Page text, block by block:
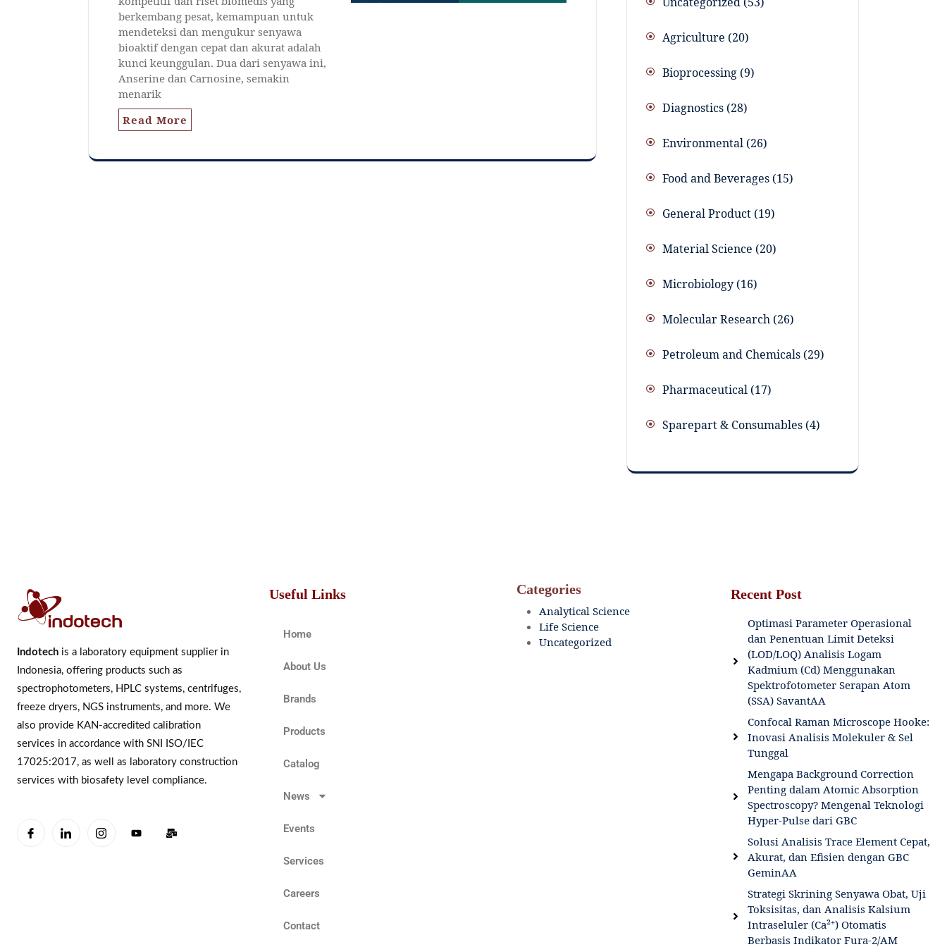
berkembang pesat, kemampuan untuk
mendeteksi dan mengukur senyawa
bioaktif dengan cepat dan akurat adalah
kunci keunggulan. Dua dari senyawa ini,
Anserine dan Carnosine, semakin
menarik
Read More
Agriculture 20
Bioprocessing 9
Diagnostics 28
Environmental 26
Food and Beverages 15
General Product 19
Material Science 20
Microbiology 16
Molecular Research 26
Petroleum and Chemicals 29
Pharmaceutical 17
Sparepart & Consumables 4
Indotechis a laboratory equipment supplier in
Indonesia, offering products such as
spectrophotometers, HPLC systems, centrifuges,
freeze dryers, NGS instruments, and more. We
also provide KAN-accredited calibration
services in accordance with SNI ISO/IEC
17025:2017, as well as laboratory construction
services with biosafety level compliance.
Useful Links
Home
About Us
Brands
Products
Catalog
News
Events
Services
Careers
Contact
Categories
Analytical Science
Life Science
Uncategorized
Recent Post
Optimasi Parameter Operasional
dan Penentuan Limit Deteksi
(LOD/LOQ) Analisis Logam
Kadmium (Cd) Menggunakan
Spektrofotometer Serapan Atom
(SSA) SavantAA
Confocal Raman Microscope Hooke:
Inovasi Analisis Molekuler & Sel
Tunggal
Mengapa Background Correction
Penting dalam Atomic Absorption
Spectroscopy? Mengenal Teknologi
Hyper-Pulse dari GBC
Solusi Analisis Trace Element Cepat,
Akurat, dan Efisien dengan GBC
GeminAA
Strategi Skrining Senyawa Obat, Uji
Toksisitas, dan Analisis Kalsium
Intraseluler (Ca²⁺) Otomatis
Berbasis Indikator Fura-2/AM